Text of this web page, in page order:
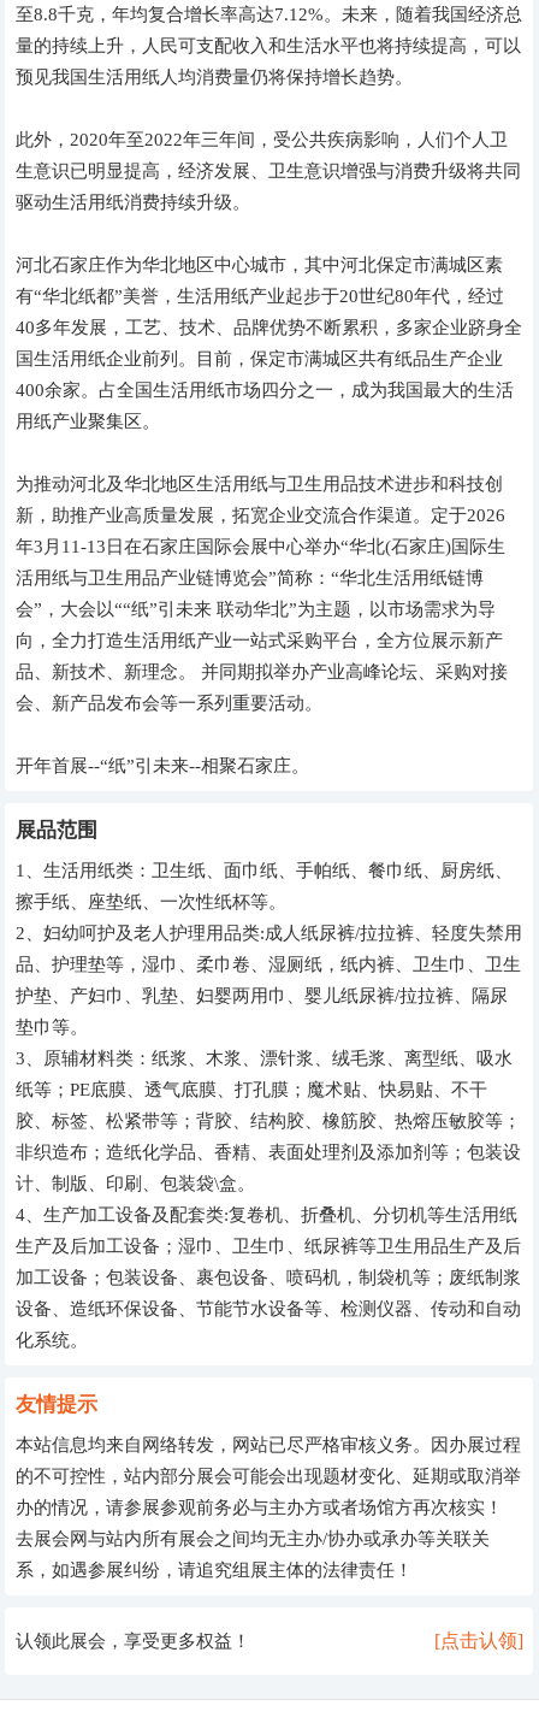
至8.8千克，年均复合增长率高达7.12%。未来，随着我国经济总
量的持续上升，人民可支配收入和生活水平也将持续提高，可以
预见我国生活用纸人均消费量仍将保持增长趋势。
此外，2020年至2022年三年间，受公共疾病影响，人们个人卫
生意识已明显提高，经济发展、卫生意识增强与消费升级将共同
驱动生活用纸消费持续升级。
河北石家庄作为华北地区中心城市，其中河北保定市满城区素
有“华北纸都”美誉，生活用纸产业起步于20世纪80年代，经过
40多年发展，工艺、技术、品牌优势不断累积，多家企业跻身全
国生活用纸企业前列。目前，保定市满城区共有纸品生产企业
400余家。占全国生活用纸市场四分之一，成为我国最大的生活
用纸产业聚集区。
为推动河北及华北地区生活用纸与卫生用品技术进步和科技创
新，助推产业高质量发展，拓宽企业交流合作渠道。定于2026
年3月11-13日在石家庄国际会展中心举办“华北(石家庄)国际生
活用纸与卫生用品产业链博览会”简称：“华北生活用纸链博
会”，大会以““纸”引未来 联动华北”为主题，以市场需求为导
向，全力打造生活用纸产业一站式采购平台，全方位展示新产
品、新技术、新理念。 并同期拟举办产业高峰论坛、采购对接
会、新产品发布会等一系列重要活动。
开年首展--“纸”引未来--相聚石家庄。
展品范围
1、生活用纸类：卫生纸、面巾纸、手帕纸、餐巾纸、厨房纸、
擦手纸、座垫纸、一次性纸杯等。
2、妇幼呵护及老人护理用品类:成人纸尿裤/拉拉裤、轻度失禁用
品、护理垫等，湿巾、柔巾卷、湿厕纸，纸内裤、卫生巾、卫生
护垫、产妇巾、乳垫、妇婴两用巾、婴儿纸尿裤/拉拉裤、隔尿
垫巾等。
3、原辅材料类：纸浆、木浆、漂针浆、绒毛浆、离型纸、吸水
纸等；PE底膜、透气底膜、打孔膜；魔术贴、快易贴、不干
胶、标签、松紧带等；背胶、结构胶、橡筋胶、热熔压敏胶等；
非织造布；造纸化学品、香精、表面处理剂及添加剂等；包装设
计、制版、印刷、包装袋\盒。
4、生产加工设备及配套类:复卷机、折叠机、分切机等生活用纸
生产及后加工设备；湿巾、卫生巾、纸尿裤等卫生用品生产及后
加工设备；包装设备、裹包设备、喷码机，制袋机等；废纸制浆
设备、造纸环保设备、节能节水设备等、检测仪器、传动和自动
化系统。
友情提示
本站信息均来自网络转发，网站已尽严格审核义务。因办展过程
的不可控性，站内部分展会可能会出现题材变化、延期或取消举
办的情况，请参展参观前务必与主办方或者场馆方再次核实！
去展会网与站内所有展会之间均无主办/协办或承办等关联关
系，如遇参展纠纷，请追究组展主体的法律责任！
认领此展会，享受更多权益！ [点击认领]